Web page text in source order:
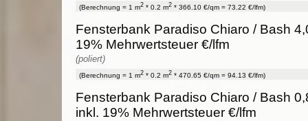
(Berechnung = 1 m2 * 0.2 m2 * 366.10 €/qm = 73.22 €/lfm)
Fensterbank Paradiso Chiaro / Bash
19% Mehrwertsteuer €/lfm
(poliert)
(Berechnung = 1 m2 * 0.2 m2 * 470.65 €/qm = 94.13 €/lfm)
Fensterbank Paradiso Chiaro / Bash
inkl. 19% Mehrwertsteuer €/lfm